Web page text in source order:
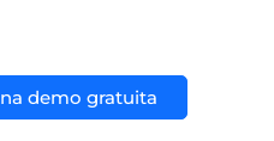
demo gratuita